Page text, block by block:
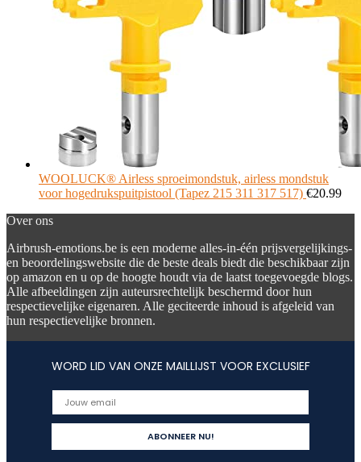
WOOLUCK® Airless sproeimondstuk, airless mondstuk
voor hogedrukspuitpistool (Tapez 215 311 317 517) €20.99
Over ons
Airbrush-emotions.be is een moderne alles-in-één prijsvergelijkings-
en beoordelingswebsite die de beste deals biedt die beschikbaar zijn
op amazon en u op de hoogte houdt via de laatst toegevoegde blogs.
Alle afbeeldingen zijn auteursrechtelijk beschermd door hun
respectievelijke eigenaren. Alle geciteerde inhoud is afgeleid van
hun respectievelijke bronnen.
WORD LID VAN ONZE MAILLIJST VOOR EXCLUSIEF